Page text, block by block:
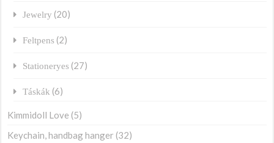
Jewelry (20)
Feltpens (2)
Stationeryes (27)
Táskák (6)
Kimmidoll Love (5)
Keychain, handbag hanger (32)